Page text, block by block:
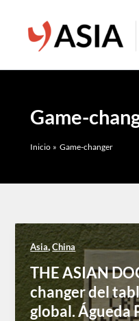
contenido
Game-
Inicio Game-changer
Asia,China
THE ASIAN
changer del
global. Águeda